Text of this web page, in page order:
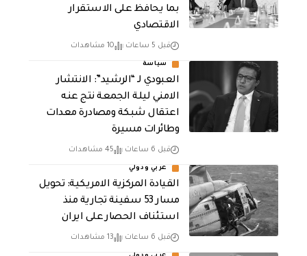
بما يحافظ على الاستقرار
الاقتصادي
قبل 5 ساعات 10 مشاهدات
سياسة
العبودي لـ “الرشيد”: الانتشار
الامني ليلة الجمعة نتج عنه
اعتقال شبكة ومصادرة معدات
وطائرات مسيرة
قبل 6 ساعات 45 مشاهدات
عربي ودولي
القيادة المركزية الامريكية: تحويل
مسار 53 سفينة تجارية منذ
استئناف الحصار على ايران
قبل 6 ساعات 13 مشاهدات